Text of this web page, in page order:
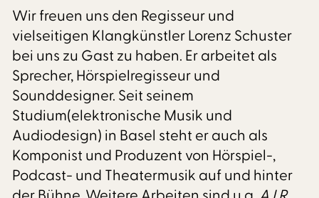
Wir freuen uns den Regisseur und
vielseitigen Klangkünstler Lorenz Schuster
bei uns zu Gast zu haben. Er arbeitet als
Sprecher, Hörspielregisseur und
Sounddesigner. Seit seinem
Studium(elektronische Musik und
Audiodesign) in Basel steht er auch als
Komponist und Produzent von Hörspiel-,
Podcast- und Theatermusik auf und hinter